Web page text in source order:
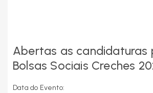
Abertas as candidaturas
Bolsas Sociais Creches
Data do Evento: